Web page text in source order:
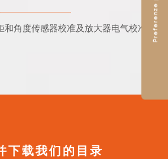
和角度传感器校准及放大器电气校准。
下载我们的目录